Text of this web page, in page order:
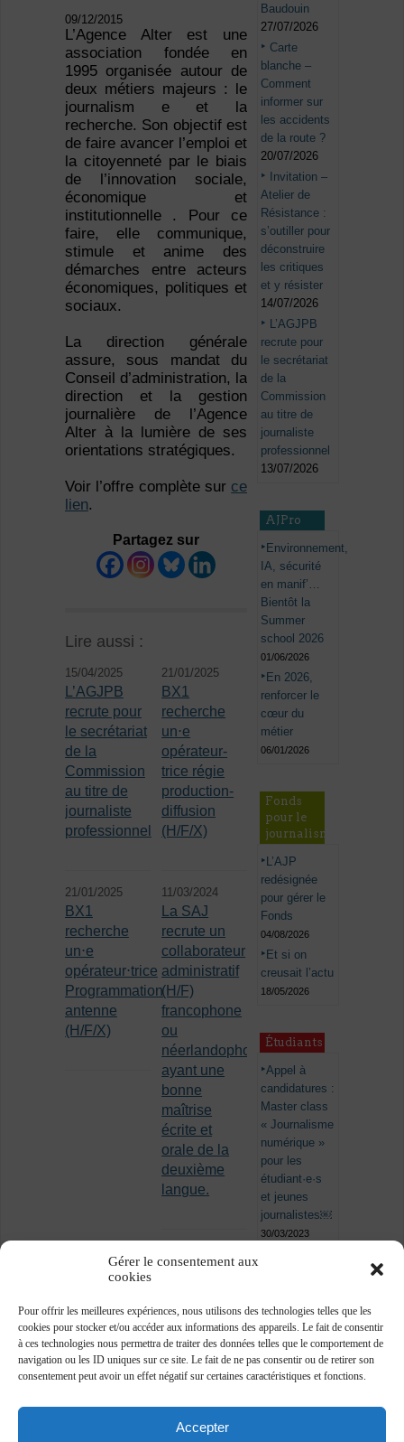
Gérer le consentement aux
cookies
Pour offrir les meilleures expériences, nous utilisons des technologies telles que les
cookies pour stocker et/ou accéder aux informations des appareils. Le fait de consentir
à ces technologies nous permettra de traiter des données telles que le comportement de
navigation ou les ID uniques sur ce site. Le fait de ne pas consentir ou de retirer son
consentement peut avoir un effet négatif sur certaines caractéristiques et fonctions.
Accepter
09/12/2015
L’Agence Alter est une
association fondée en
1995 organisée autour de
deux métiers majeurs : le
journalism e et la
recherche. Son objectif est
de faire avancer l’emploi et
la citoyenneté par le biais
de l’innovation sociale,
économique et
institutionnelle . Pour ce
faire, elle communique,
stimule et anime des
démarches entre acteurs
économiques, politiques et
sociaux.
La direction générale
assure, sous mandat du
Conseil d’administration, la
direction et la gestion
journalière de l’Agence
Alter à la lumière de ses
orientations stratégiques.
Voir l’offre complète sur ce
lien.
Partagez sur
Lire aussi :
15/04/2025
L’AGJPB
recrute pour
le secrétariat
de la
Commission
au titre de
journaliste
professionnel
21/01/2025
BX1
recherche
un⋅e
opérateur-
trice régie
production-
diffusion
(H/F/X)
21/01/2025
BX1
recherche
un⋅e
opérateur⋅trice
Programmation
antenne
(H/F/X)
11/03/2024
La SAJ
recrute un
collaborateur
administratif
(H/F)
francophone
ou
néerlandophone
ayant une
bonne
maîtrise
écrite et
orale de la
deuxième
langue.
Baudouin
27/07/2026
Carte
blanche –
Comment
informer sur
les accidents
de la route ?
20/07/2026
Invitation –
Atelier de
Résistance :
s’outiller pour
déconstruire
les critiques
et y résister
14/07/2026
L’AGJPB
recrute pour
le secrétariat
de la
Commission
au titre de
journaliste
professionnel
13/07/2026
AJPro
Environnement,
IA, sécurité
en manif’…
Bientôt la
Summer
school 2026
01/06/2026
En 2026,
renforcer le
cœur du
métier
06/01/2026
Fonds
pour le
journalisme
L’AJP
redésignée
pour gérer le
Fonds
04/08/2026
Et si on
creusait l’actu
18/05/2026
Étudiants
Appel à
candidatures :
Master class
« Journalisme
numérique »
pour les
étudiant·e·s
et jeunes
journalistes￼
30/03/2023